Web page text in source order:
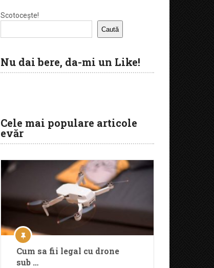
Scotocește!
Caută
Nu dai bere, da-mi un Like!
Cele mai populare articole
evăr
Cum sa fii legal cu drone
sub …